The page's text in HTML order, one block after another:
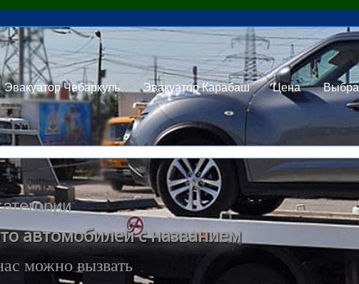
Эвакуатор Чебаркуль Эвакуатор Карабаш Цена
автомобилей с названием
можно вызвать